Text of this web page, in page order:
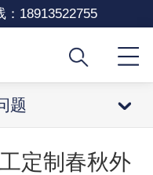
18913522755
题
定制春秋外